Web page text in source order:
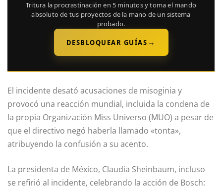
Tritura la procrastinación en 5 minutos y toma el mando
absoluto de tus proyectos de la mano de un sistema
probado.
DESBLOQUEAR GUÍAS →
El incidente desató acusaciones de misoginia y
provocó una reacción mundial, incluida la condena de
la propia Organización Miss Universo (MUO) a pesar de
que el directivo negó haberla llamado «tonta»,
atribuyendo la confusión a su acento.
La presidenta de México, Claudia Sheinbaum, incluso
se refirió al incidente, celebrando la acción de Bosch: